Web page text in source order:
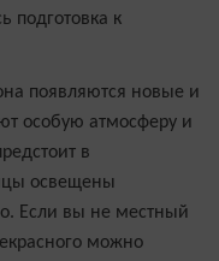
подготовка к
появляются новые и
особую атмосферу и
в
освещены
Если вы не местный
можно